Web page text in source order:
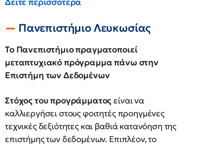
Πανεπιστήμιο Λευκωσίας
Το Πανεπιστήμιο πραγματοποιεί
μεταπτυχιακό πρόγραμμα πάνω στην
Επιστήμη των Δεδομένων
Στόχος του προγράμματοςείναι να
καλλιεργήσει στους φοιτητές προηγμένες
τεχνικές δεξιότητες και βαθιά κατανόηση της
επιστήμης των δεδομένων. Επιπλέον, το